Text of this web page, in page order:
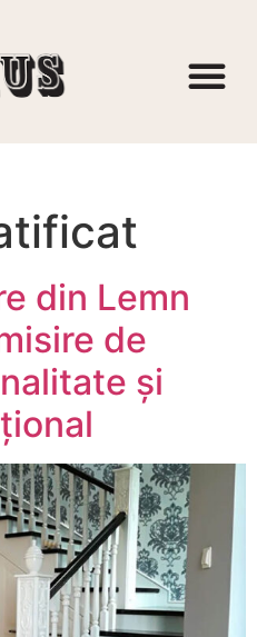
din Lemn
de
și